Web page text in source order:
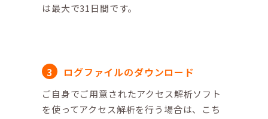
は最大で31日間です。
ログファイルのダウンロード
ご自身でご用意されたアクセス解析ソフト
を使ってアクセス解析を行う場合は、こち